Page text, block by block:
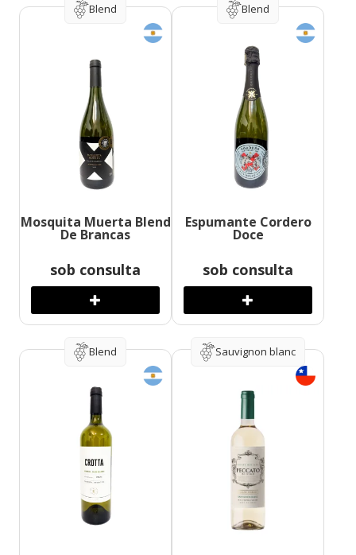
Blend
Mosquita Muerta Blend
De Brancas
sob consulta
Blend
Espumante Cordero
Doce
sob consulta
Blend Sauvignon blanc